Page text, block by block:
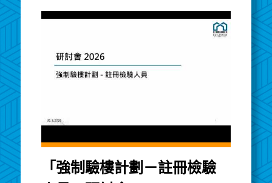
「強制驗樓計劃－註冊檢驗